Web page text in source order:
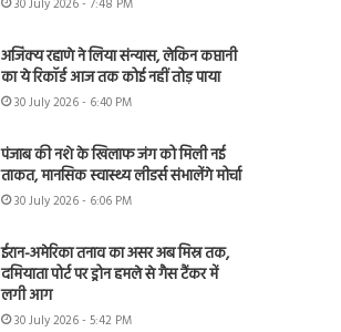
30 July 2026 - 7:48 PM
अजिंक्य रहाणे ने लिया संन्यास, लेकिन कप्तानी
का ये रिकॉर्ड आज तक कोई नहीं तोड़ पाया
30 July 2026 - 6:40 PM
पंजाब की नशे के खिलाफ जंग को मिली नई
ताकत, मानसिक स्वास्थ्य लीडर्स संभालेंगे मोर्चा
30 July 2026 - 6:06 PM
ईरान-अमेरिका तनाव का असर अब मिस्र तक,
दमियाता पोर्ट पर ड्रोन हमले से गैस टैंकर में
लगी आग
30 July 2026 - 5:42 PM